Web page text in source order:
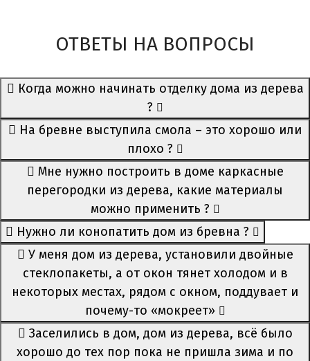
ОТВЕТЫ НА ВОПРОСЫ
?
плохо ?
перегородки из дерева, какие материалы
можно применить ?
Нужно ли конопатить дом из бревна ?
стеклопакеты, а от окон тянет холодом и в
некоторых местах, рядом с окном, поддувает и
почему-то «мокреет»
хорошо до тех пор пока не пришла зима и по